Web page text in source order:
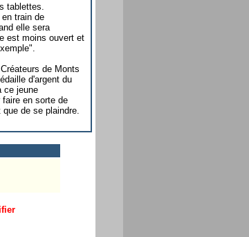
tablettes.
train de
elle sera
est moins ouvert et
de Monts
d'argent du
ce jeune
en sorte de
de se plaindre.